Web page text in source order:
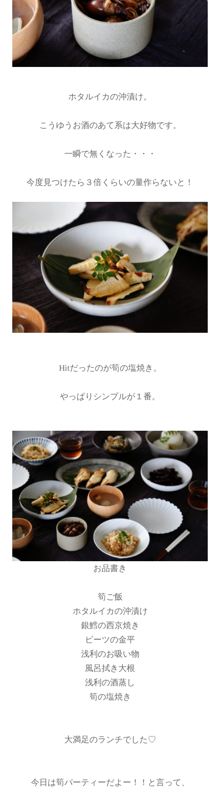
ホタルイカの沖漬け。
こうゆうお酒のあて系は大好物です。
一瞬で無くなった・・・
今度見つけたら３倍くらいの量作らないと！
Hitだったのが筍の塩焼き。
やっぱりシンプルが１番。
お品書き
筍ご飯
ホタルイカの沖漬け
銀鱈の西京焼き
ビーツの金平
浅利のお吸い物
風呂拭き大根
浅利の酒蒸し
筍の塩焼き
大満足のランチでした♡
今日は筍パーティーだよー！！と言って、